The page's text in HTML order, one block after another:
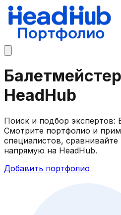
HeadHub
Поиск и подбор экспертов:
Смотрите портфолио и
специалистов, сравнивайте
напрямую на HeadHub.
Добавить портфолио